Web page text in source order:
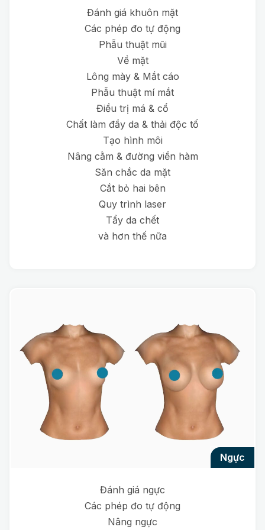
Đánh giá khuôn mặt
Các phép đo tự động
Phẫu thuật mũi
Về mặt
Lông mày & Mắt cáo
Phẫu thuật mí mắt
Điều trị má & cổ
Chất làm đầy da & thải độc tố
Tạo hình môi
Nâng cằm & đường viền hàm
Săn chắc da mặt
Cắt bỏ hai bên
Quy trình laser
Tẩy da chết
và hơn thế nữa
ngực
Đánh giá ngực
Các phép đo tự động
Nâng ngực